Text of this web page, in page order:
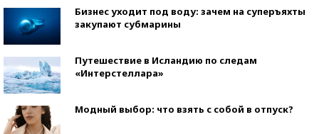
Бизнес уходит под воду: зачем на суперъяхты
закупают субмарины
Путешествие в Исландию по следам
«Интерстеллара»
Модный выбор: что взять с собой в отпуск?